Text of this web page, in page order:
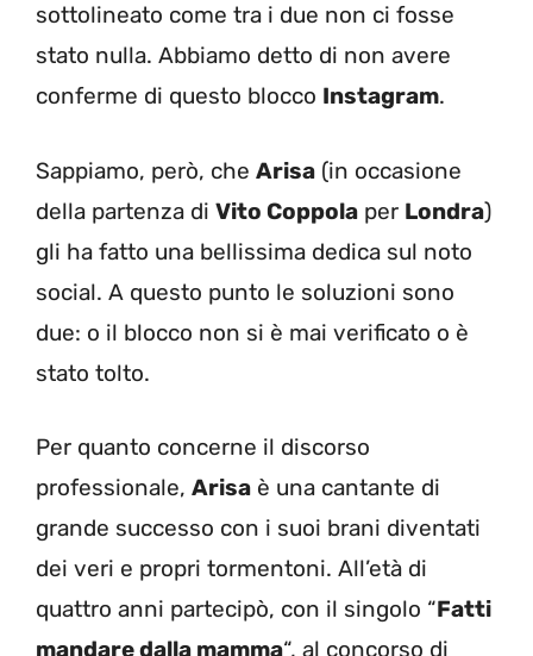
sottolineato come tra i due non ci fosse
stato nulla. Abbiamo detto di non avere
conferme di questo blocco Instagram.
Sappiamo, però, che Arisa (in occasione
della partenza di Vito Coppola per Londra)
gli ha fatto una bellissima dedica sul noto
social. A questo punto le soluzioni sono
due: o il blocco non si è mai verificato o è
stato tolto.
Per quanto concerne il discorso
professionale, Arisa è una cantante di
grande successo con i suoi brani diventati
dei veri e propri tormentoni. All’età di
quattro anni partecipò, con il singolo “Fatti
mandare dalla mamma“, al concorso di